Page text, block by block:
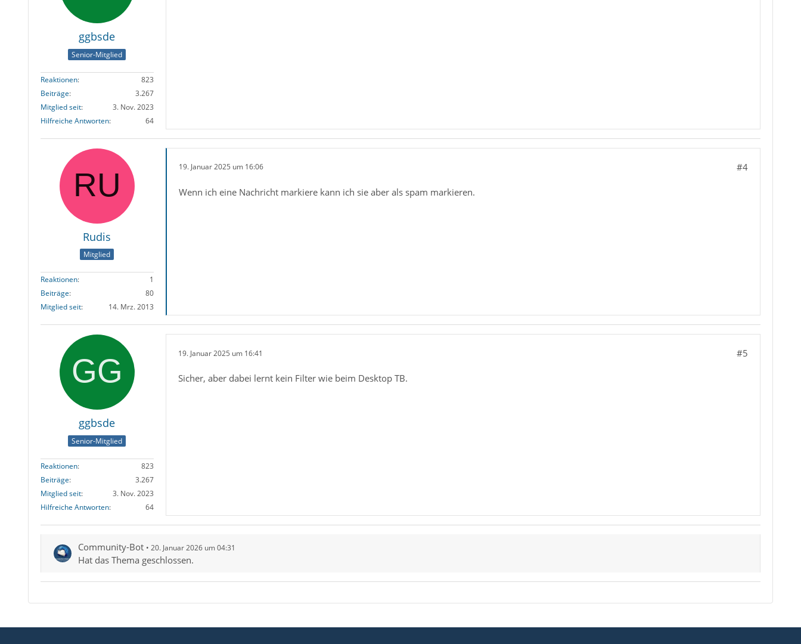
ggbsde
Senior-Mitglied
Reaktionen
823
Beiträge
3.267
Mitglied seit
3. Nov. 2023
Hilfreiche Antworten
64
Rudis
Mitglied
Reaktionen
1
Beiträge
80
Mitglied seit
14. Mrz. 2013
19. Januar 2025 um 16:06 #4
Wenn ich eine Nachricht markiere kann ich sie aber als spam markieren.
ggbsde
Senior-Mitglied
Reaktionen
823
Beiträge
3.267
Mitglied seit
3. Nov. 2023
Hilfreiche Antworten
64
19. Januar 2025 um 16:41 #5
Sicher, aber dabei lernt kein Filter wie beim Desktop TB.
Community-Bot 20. Januar 2026 um 04:31
Hat das Thema geschlossen.